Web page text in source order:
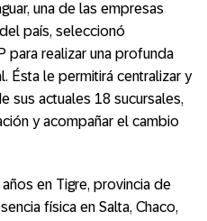
una de las empresas
país, seleccionó
para realizar una profunda
Ésta le permitirá centralizar y
sus actuales 18 sucursales,
y acompañar el cambio
en Tigre, provincia de
física en Salta, Chaco,